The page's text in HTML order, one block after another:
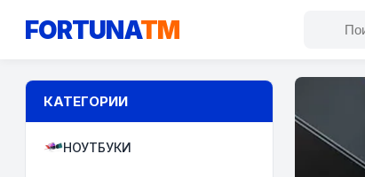
FORTUNATM
КАТЕГОРИИ
НОУТБУКИ